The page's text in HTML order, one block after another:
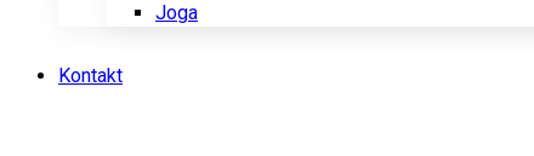
Joga
Kontakt